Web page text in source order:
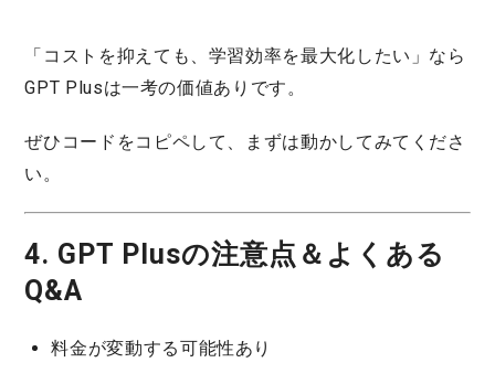
「コストを抑えても、学習効率を最大化したい」なら
GPT Plusは一考の価値ありです。
ぜひコードをコピペして、まずは動かしてみてくださ
い。
4. GPT Plusの注意点＆よくある
Q&A
料金が変動する可能性あり